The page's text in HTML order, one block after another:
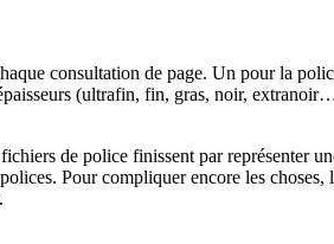
consultation de page. Un pour la
(ultrafin, fin, gras, noir,
de police finissent par représenter
Pour compliquer encore les choses,